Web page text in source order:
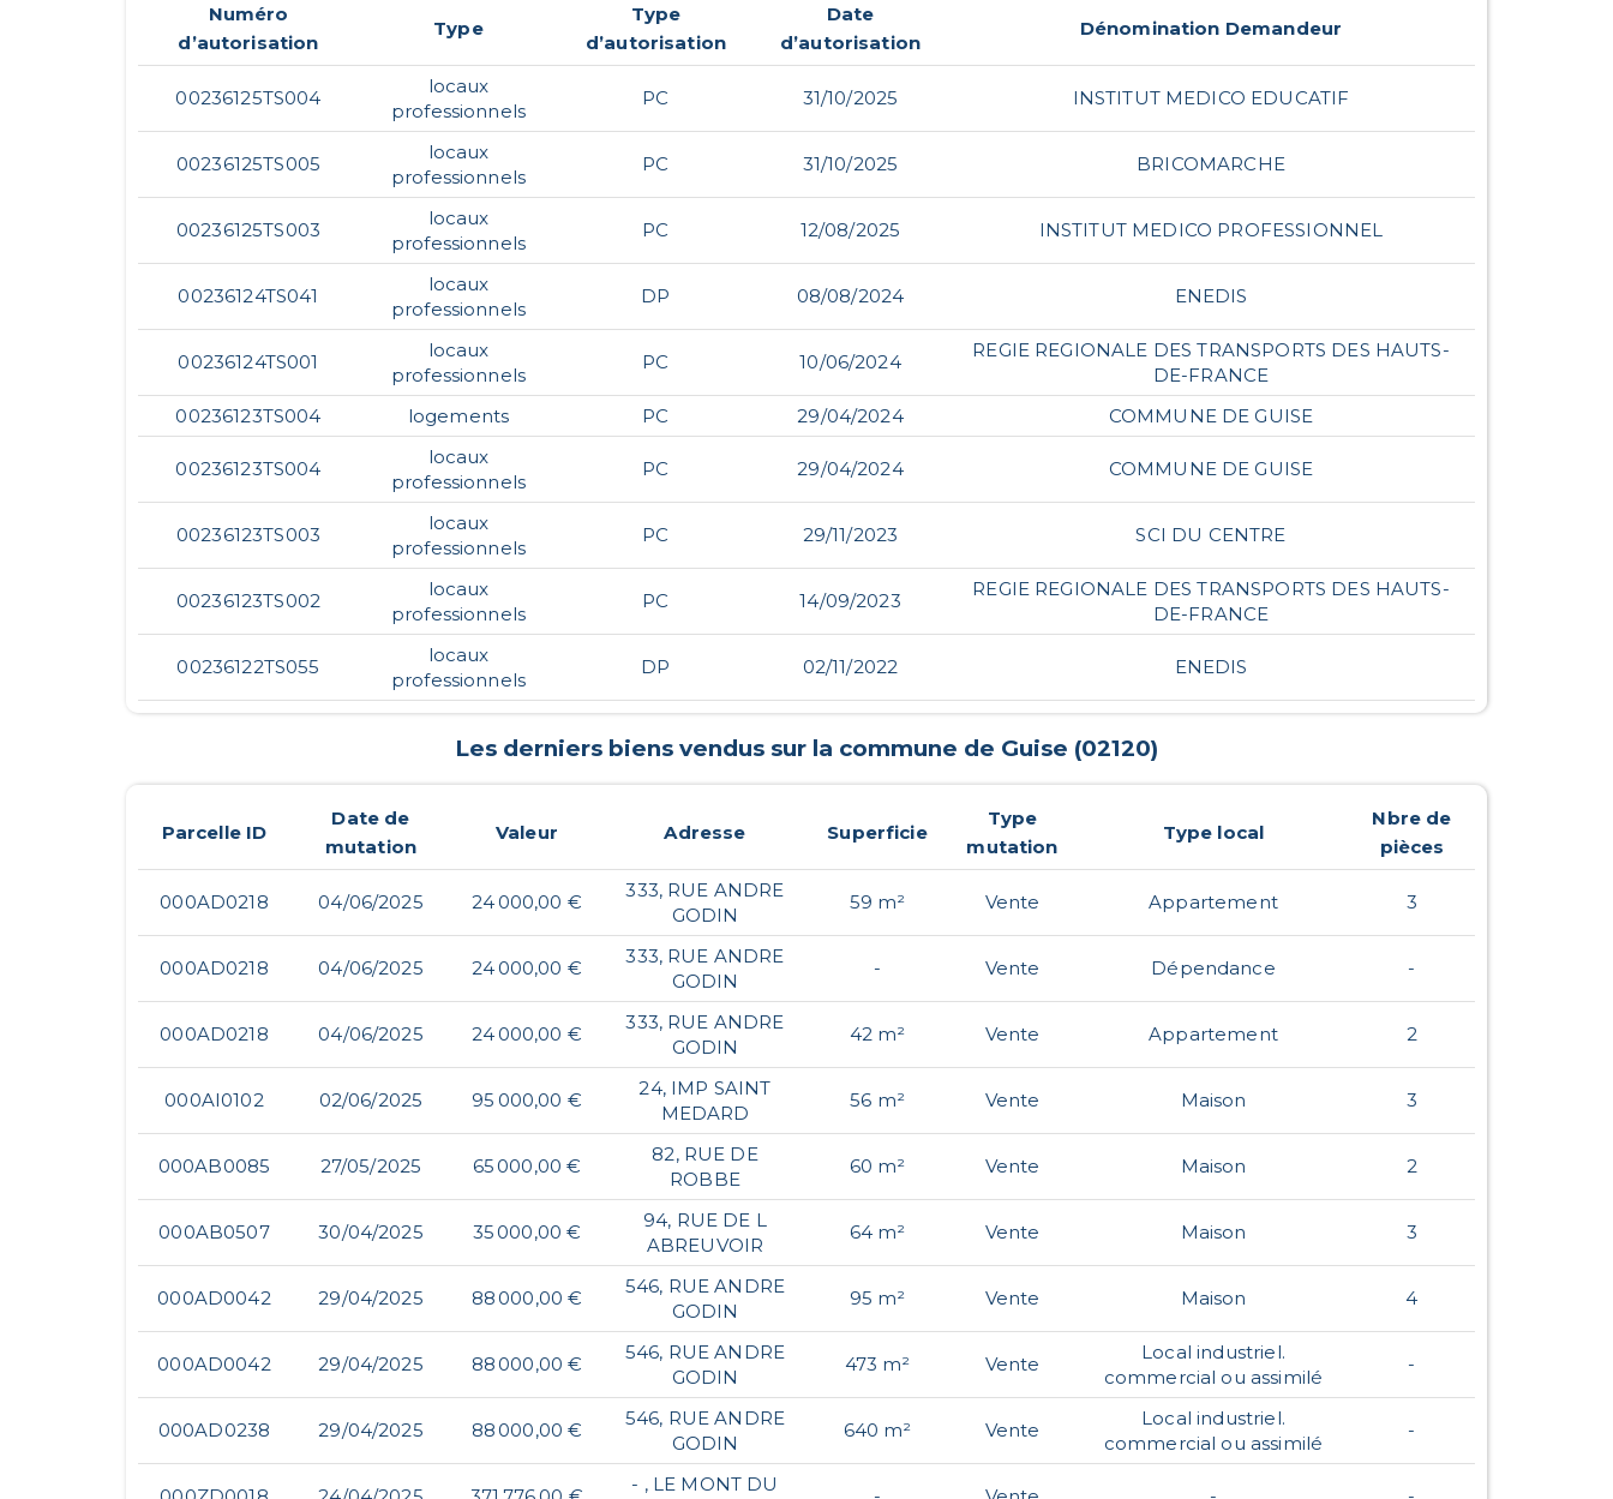
Numéro
d’autorisation
Type
Type
d’autorisation
Date
d’autorisation
Dénomination Demandeur
00236125TS004
locaux
professionnels
PC 31/10/2025 INSTITUT MEDICO EDUCATIF
00236125TS005
locaux
professionnels
PC 31/10/2025 BRICOMARCHE
00236125TS003
locaux
professionnels
PC 12/08/2025 INSTITUT MEDICO PROFESSIONNEL
00236124TS041
locaux
professionnels
DP 08/08/2024 ENEDIS
00236124TS001
locaux
professionnels
PC 10/06/2024
REGIE REGIONALE DES TRANSPORTS DES HAUTS-
DE-FRANCE
00236123TS004
logements PC 29/04/2024 COMMUNE DE GUISE
00236123TS004
locaux
professionnels
PC 29/04/2024 COMMUNE DE GUISE
00236123TS003
locaux
professionnels
PC 29/11/2023 SCI DU CENTRE
00236123TS002
locaux
professionnels
PC 14/09/2023
REGIE REGIONALE DES TRANSPORTS DES HAUTS-
DE-FRANCE
00236122TS055
locaux
professionnels
DP 02/11/2022 ENEDIS
Les derniers biens vendus sur la commune de Guise (02120)
Parcelle ID
Date de
mutation
Valeur Adresse Superficie
Type
mutation
Type local
Nbre de
pièces
000AD0218 04/06/2025 24 000,00 €
333, RUE ANDRE
GODIN
59 m² Vente Appartement 3
000AD0218 04/06/2025 24 000,00 €
333, RUE ANDRE
GODIN
- Vente Dépendance -
000AD0218 04/06/2025 24 000,00 €
333, RUE ANDRE
GODIN
42 m² Vente Appartement 2
000AI0102 02/06/2025 95 000,00 €
24, IMP SAINT
MEDARD
56 m² Vente Maison 3
000AB0085 27/05/2025 65 000,00 €
82, RUE DE
ROBBE
60 m² Vente Maison 2
000AB0507 30/04/2025 35 000,00 €
94, RUE DE L
ABREUVOIR
64 m² Vente Maison 3
000AD0042 29/04/2025 88 000,00 €
546, RUE ANDRE
GODIN
95 m² Vente Maison 4
000AD0042 29/04/2025 88 000,00 €
546, RUE ANDRE
GODIN
473 m² Vente
Local industriel.
commercial ou assimilé
-
000AD0238 29/04/2025 88 000,00 €
546, RUE ANDRE
GODIN
640 m² Vente
Local industriel.
commercial ou assimilé
-
- , LE MONT DU